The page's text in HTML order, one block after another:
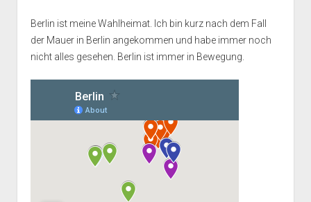
Berlin ist meine Wahlheimat. Ich bin kurz nach dem Fall
der Mauer in Berlin angekommen und habe immer noch
nicht alles gesehen. Berlin ist immer in Bewegung.